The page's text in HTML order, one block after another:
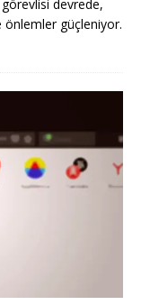
görevlisi devrede,
önlemler güçleniyor.